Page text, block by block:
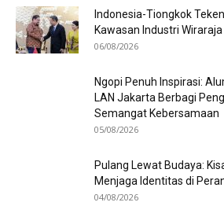
Indonesia-Tiongkok
Kawasan Industri
06/08/2026
Ngopi Penuh Inspirasi:
LAN Jakarta Berbagi
Semangat Kebersamaan
05/08/2026
Pulang Lewat Budaya:
Menjaga Identitas di
04/08/2026